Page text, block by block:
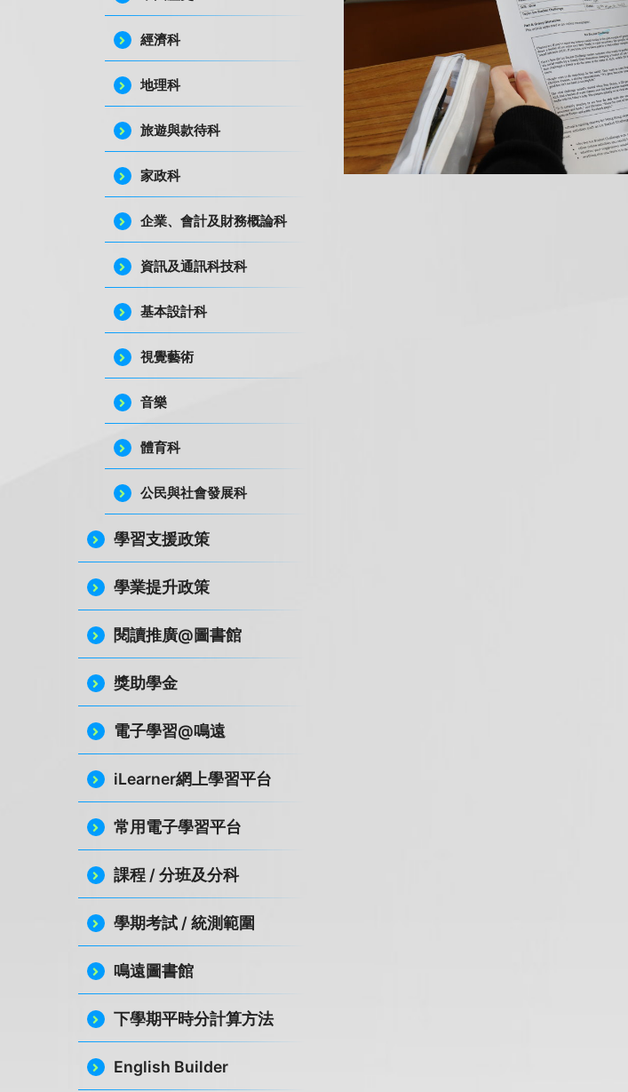
經濟科
地理科
旅遊與款待科
家政科
企業、會計及財務概論科
資訊及通訊科技科
基本設計科
視覺藝術
音樂
體育科
公民與社會發展科
學習支援政策
學業提升政策
閱讀推廣@圖書館
獎助學金
電子學習@鳴遠
iLearner網上學習平台
常用電子學習平台
課程 / 分班及分科
學期考試 / 統測範圍
鳴遠圖書館
下學期平時分計算方法
English Builder